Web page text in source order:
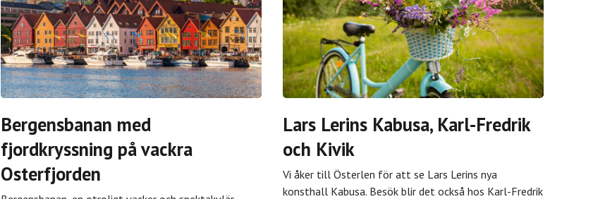
Bergensbanan med
fjordkryssning på vackra
Osterfjorden
Lars Lerins Kabusa, Karl-Fredrik
och Kivik
Vi åker till Österlen för att se Lars Lerins nya
konsthall Kabusa. Besök blir det också hos Karl-Fredrik